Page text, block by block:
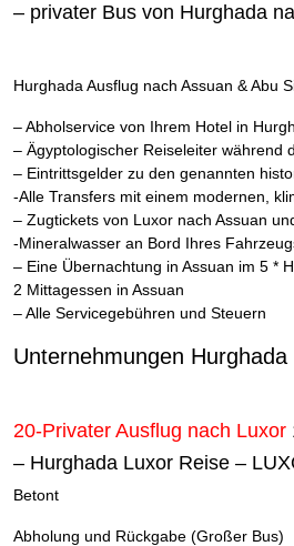
– privater Bus von Hurghada
Hurghada Ausflug nach Assuan & Abu
– Abholservice von Ihrem Hotel in
– Ägyptologischer Reiseleiter während
– Eintrittsgelder zu den genannten
-Alle Transfers mit einem modernen,
– Zugtickets von Luxor nach Assuan
-Mineralwasser an Bord Ihres
– Eine Übernachtung in Assuan im 5 *
2 Mittagessen in Assuan
– Alle Servicegebühren und Steuern
Unternehmungen Hurghada
20-Privater Ausflug nach Luxor
– Hurghada Luxor Reise –
Betont
Abholung und Rückgabe (Großer Bus)